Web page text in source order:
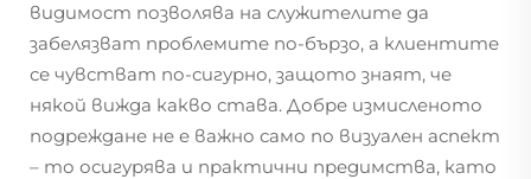
видимост позволява на служителите да
забелязват проблемите по-бързо, а клиентите
се чувстват по-сигурно, защото знаят, че
някой вижда какво става. Добре измисленото
подреждане не е важно само по визуален аспект
– то осигурява и практични предимства, като